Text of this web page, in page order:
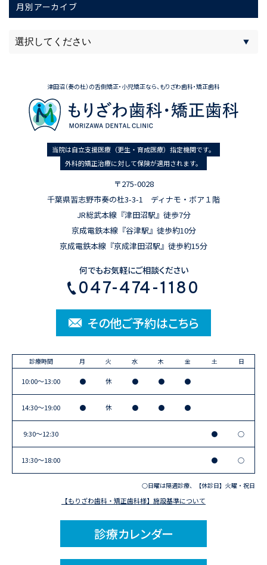
月別アーカイブ
津田沼（奏の杜）の舌側矯正・小児矯正なら、もりざわ歯科・矯正歯科
当院は自立支援医療（更生・育成医療）指定機関です。
外科的矯正治療に対して保険が適用されます。
〒275-0028
千葉県習志野市奏の杜3-3-1 ディナモ・ボア１階
JR総武本線『津田沼駅』徒歩7分
京成電鉄本線『谷津駅』徒歩約10分
京成電鉄本線『京成津田沼駅』徒歩約15分
何でもお気軽にご相談ください
047-474-1180
その他ご予約はこちら
診療時間 月 火 水 木 金 土 日
10:00〜13:00 ● 休 ● ● ●
14:30〜19:00 ● 休 ● ● ●
9:30〜12:30 ● ○
13:30〜18:00 ● ○
○日曜は隔週診療、【休診日】火曜・祝日
【もりざわ歯科・矯正歯科様】施設基準について
診療カレンダー